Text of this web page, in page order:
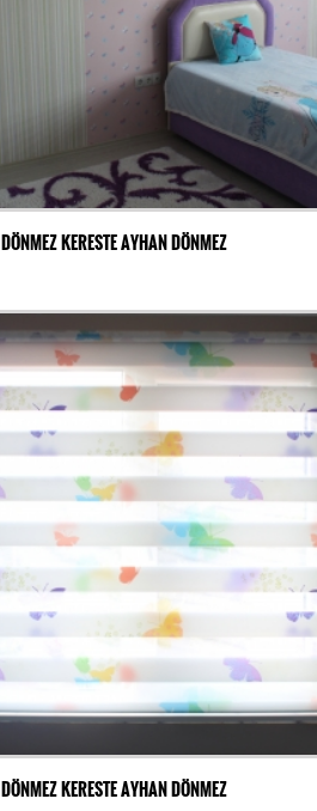
DÖNMEZ KERESTE AYHAN DÖNMEZ
DÖNMEZ KERESTE AYHAN DÖNMEZ